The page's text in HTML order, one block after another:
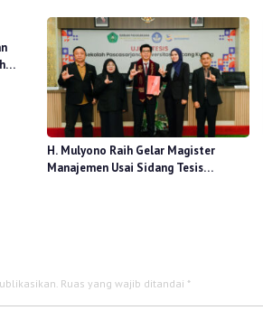
H. Mulyono Raih Gelar Magister
Manajemen Usai Sidang Tesis
Ruas yang wajib ditandai *